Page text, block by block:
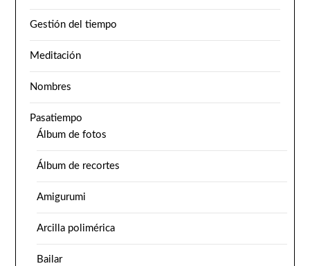
Gestión del tiempo
Meditación
Nombres
Pasatiempo
Álbum de fotos
Álbum de recortes
Amigurumi
Arcilla polimérica
Bailar